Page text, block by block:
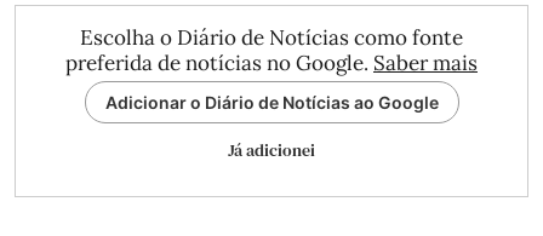
Escolha o Diário de Notícias como fonte
preferida de notícias no Google. Saber mais
Adicionar o Diário de Notícias ao Google
Já adicionei